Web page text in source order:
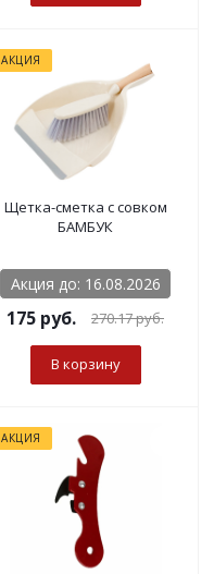
АКЦИЯ
Щетка-сметка с совком
БАМБУК
Акция до: 16.08.2026
175 руб. 270.17руб.
В корзину
АКЦИЯ